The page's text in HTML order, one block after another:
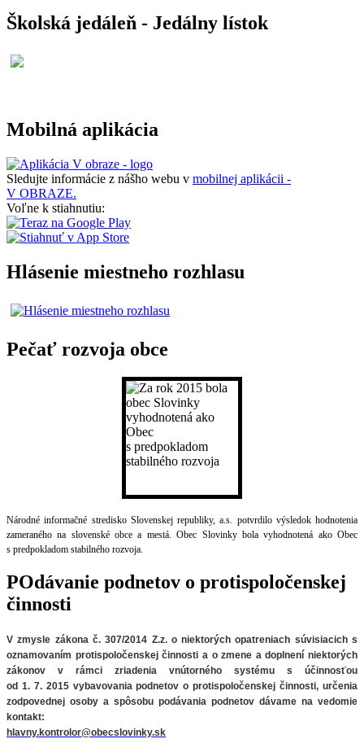
Školská jedáleň - Jedálny lístok
Mobilná aplikácia
Sledujte informácie z nášho webu v mobilnej aplikácii -
V OBRAZE.
Voľne k stiahnutiu:
Hlásenie miestneho rozhlasu
Pečať rozvoja obce
Národné informačné stredisko Slovenskej republiky, a.s. potvrdilo výsledok hodnotenia
zameraného na slovenské obce a mestá. Obec Slovinky bola vyhodnotená ako Obec
s predpokladom stabilného rozvoja.
POdávanie podnetov o protispoločenskej
činnosti
V zmysle zákona č. 307/2014 Z.z. o niektorých opatreniach súvisiacich s
oznamovaním protispoločenskej činnosti a o zmene a doplnení niektorých
zákonov v rámci zriadenia vnútorného systému s účinnosťou
od 1. 7. 2015 vybavovania podnetov o protispoločenskej činnosti, určenia
zodpovednej osoby a spôsobu podávania podnetov dávame na vedomie
kontakt:
hlavny.kontrolor@obecslovinky.sk